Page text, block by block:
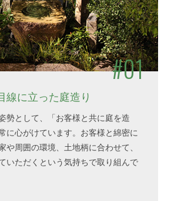
#01
線に立った庭造り
勢として、「お客様と共に庭を造
に心がけています。お客様と綿密に
や周囲の環境、土地柄に合わせて、
いただくという気持ちで取り組んで